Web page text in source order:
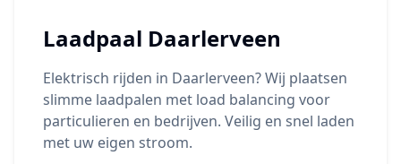
Laadpaal Daarlerveen
Elektrisch rijden in Daarlerveen? Wij plaatsen
slimme laadpalen met load balancing voor
particulieren en bedrijven. Veilig en snel laden
met uw eigen stroom.